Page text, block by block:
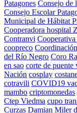
Patagones Consejo de
Consejo Escolar
Municipal de Hábitat
Cooperadora hospital
Contranvi
coopreco
del Río Negro Coro
en sao corte de puente
Nación cosplay
cotravili COVID19
mambo criptomonedas
Ctep Viedma cupo
Curzas Damian Miler